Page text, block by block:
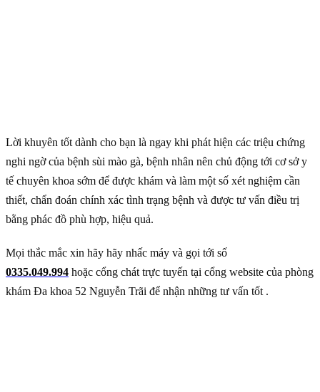
Lời khuyên tốt dành cho bạn là ngay khi phát hiện các triệu chứng
nghi ngờ của bệnh sùi mào gà, bệnh nhân nên chủ động tới cơ sở y
tế chuyên khoa sớm để được khám và làm một số xét nghiệm cần
thiết, chẩn đoán chính xác tình trạng bệnh và được tư vấn điều trị
bằng phác đồ phù hợp, hiệu quả.
Mọi thắc mắc xin hãy hãy nhấc máy và gọi tới số
0335.049.994 hoặc cổng chát trực tuyến tại cổng website của phòng
khám Đa khoa 52 Nguyễn Trãi để nhận những tư vấn tốt .